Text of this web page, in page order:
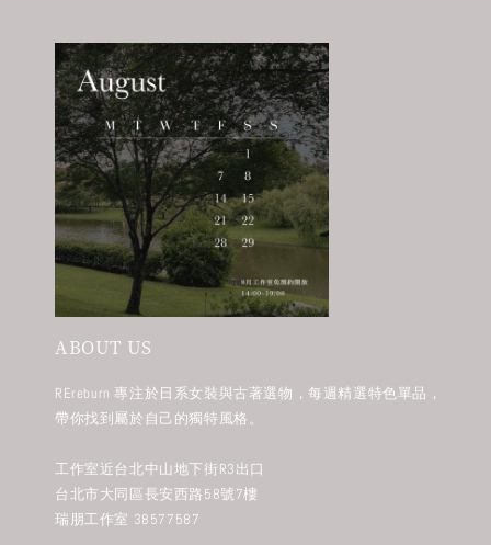
ABOUT US
REreburn 專注於日系女裝與古著選物，每週精選特色單品，
帶你找到屬於自己的獨特風格。
工作室近台北中山地下街R3出口
台北市大同區長安西路58號7樓
瑞朋工作室 38577587